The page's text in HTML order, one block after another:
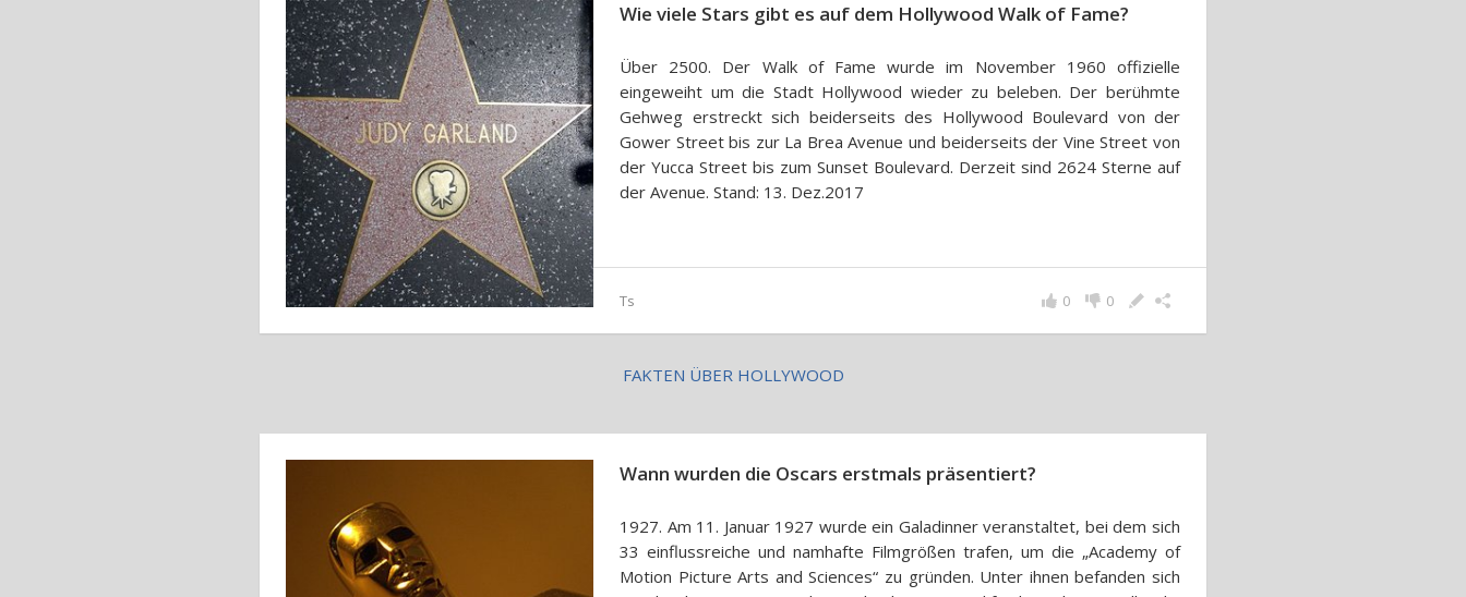
Wie viele Stars gibt es auf dem Hollywood Walk of Fame?
Über 2500. Der Walk of Fame wurde im November 1960 offizielle
eingeweiht um die Stadt Hollywood wieder zu beleben. Der berühmte
Gehweg erstreckt sich beiderseits des Hollywood Boulevard von der
Gower Street bis zur La Brea Avenue und beiderseits der Vine Street von
der Yucca Street bis zum Sunset Boulevard. Derzeit sind 2624 Sterne auf
der Avenue. Stand: 13. Dez.2017
Ts 0
0
FAKTEN ÜBER HOLLYWOOD
Wann wurden die Oscars erstmals präsentiert?
1927. Am 11. Januar 1927 wurde ein Galadinner veranstaltet, bei dem sich
33 einflussreiche und namhafte Filmgrößen trafen, um die „Academy of
Motion Picture Arts and Sciences“ zu gründen. Unter ihnen befanden sich